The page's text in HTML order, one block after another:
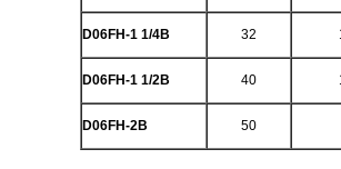
D06FH-1 1/4B 32
D06FH-1 1/2B 40
D06FH-2B 50